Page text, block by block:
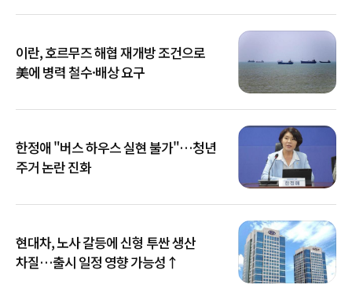
이란, 호르무즈 해협 재개방 조건으로
美에 병력 철수·배상 요구
한정애 "버스 하우스 실현 불가"…청년
주거 논란 진화
현대차, 노사 갈등에 신형 투싼 생산
차질…출시 일정 영향 가능성↑